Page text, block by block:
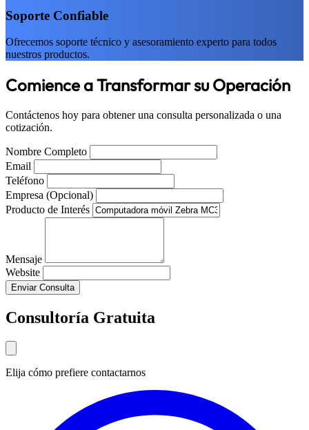
Soporte Confiable
Ofrecemos soporte técnico y asesoramiento experto para todos
nuestros productos.
Comience a Transformar su Operación
Contáctenos hoy para obtener una consulta personalizada o una
cotización.
Nombre Completo
Email
Teléfono
Empresa (Opcional)
Producto de Interés
Mensaje
Website
Enviar Consulta
Consultoría Gratuita
Elija cómo prefiere contactarnos